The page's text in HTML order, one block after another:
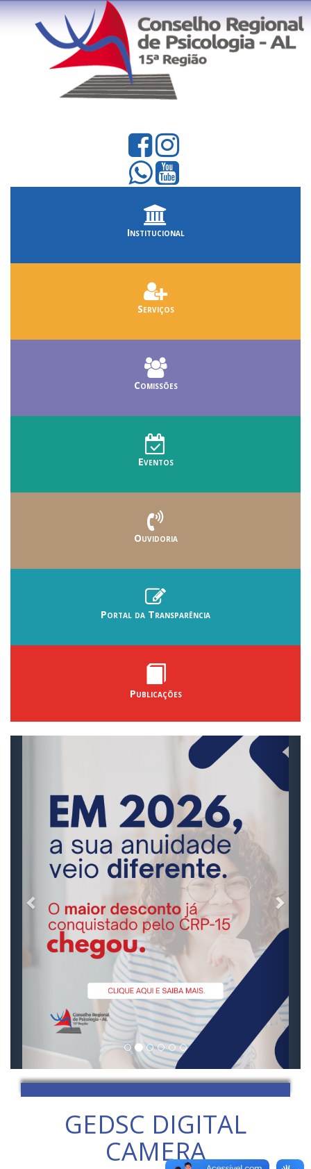
Institucional
Serviços
Comissões
Eventos
Ouvidoria
Portal da Transparência
Publicações
GEDSC DIGITAL
CAMERA